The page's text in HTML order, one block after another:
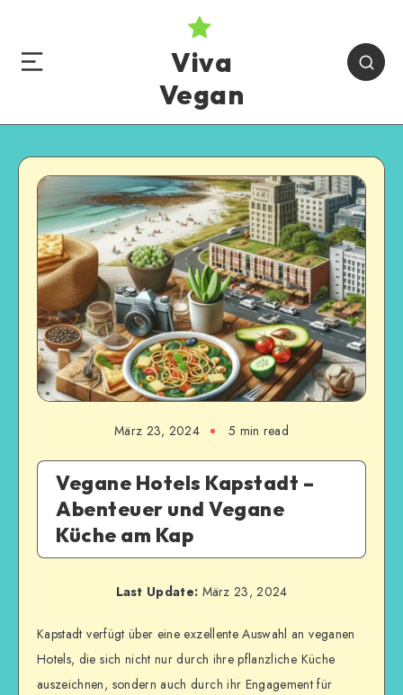
Viva
Vegan
März 23, 2024 5 min read
Vegane Hotels Kapstadt –
Abenteuer und Vegane
Küche am Kap
Last Update: März 23, 2024
Kapstadt verfügt über eine exzellente Auswahl an veganen
Hotels, die sich nicht nur durch ihre pflanzliche Küche
auszeichnen, sondern auch durch ihr Engagement für